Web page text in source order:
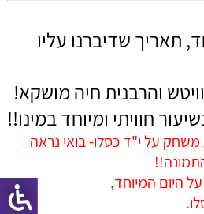
תאריך שדיברנו עליו
והרבנית חיה מושקא!
חוויתי ומיוחד במינו!!
על י"ד כסלו- בואי נראה
היום המיוחד,